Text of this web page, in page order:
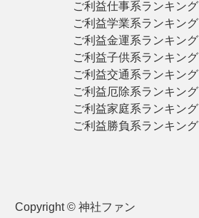
ご利益仕事系ランキング
ご利益学業系ランキング
ご利益金運系ランキング
ご利益子供系ランキング
ご利益交通系ランキング
ご利益厄除系ランキング
ご利益家庭系ランキング
ご利益勝負系ランキング
Copyright © 神社ファン